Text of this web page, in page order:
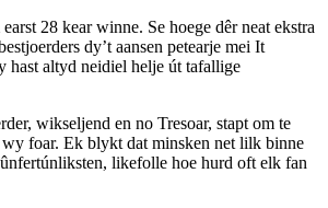
28 kear winne. Se hoege dêr neat ekstra
dy’t aansen petearje mei It
hast altyd neidiel helje út tafallige
wikseljend en no Tresoar, stapt om te
foar. Ek blykt dat minsken net lilk binne
likefolle hoe hurd oft elk fan